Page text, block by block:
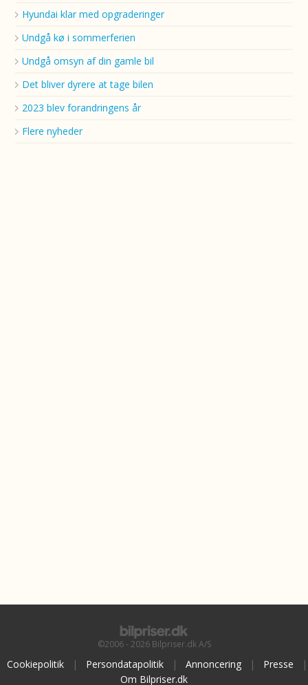
Hyundai klar med opgraderinger
Undgå kø i sommerferien
Undgå omsyn af din gamle bil
Det bliver dyrere at tage bilen
2023 blev forandringens år
Flere nyheder
©2006 - 2026 Bilpriser.dk A/S
Cookiepolitik | Persondatapolitik | Annoncering | Presse
|
Om Bilpriser.dk